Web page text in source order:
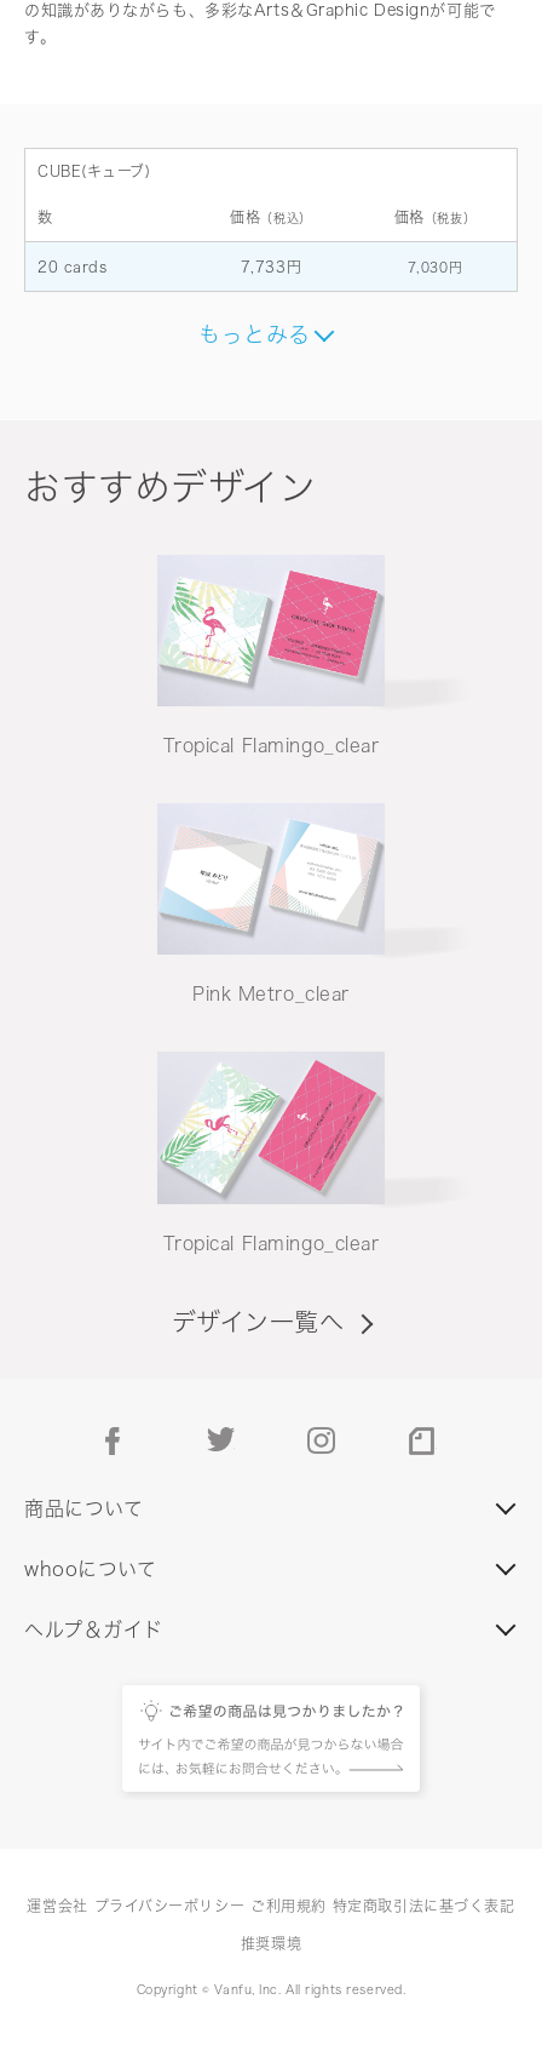
の知識がありながらも、多彩なArts＆Graphic Designが可能で
す。
CUBE(キューブ)
数 価格 （税込） 価格 （税抜）
20 cards 7,733円 7,030円
もっとみる
おすすめデザイン
Tropical Flamingo_clear
Pink Metro_clear
Tropical Flamingo_clear
デザイン一覧へ
facebook instagram
商品について
whooについて
ヘルプ＆ガイド
運営会社 プライバシーポリシー ご利用規約 特定商取引法に基づく表記
推奨環境
Copyright © Vanfu, Inc. All rights reserved.